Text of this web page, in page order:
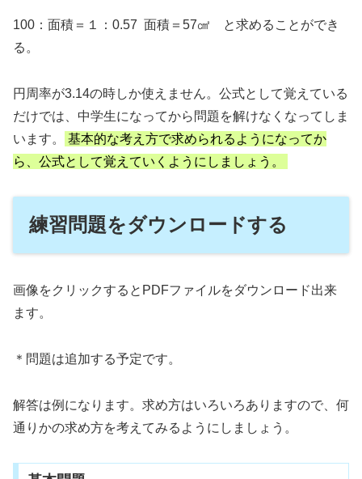
100：面積＝１：0.57 面積＝57㎠ と求めることができ
る。
円周率が3.14の時しか使えません。公式として覚えている
だけでは、中学生になってから問題を解けなくなってしま
います。
基本的な考え方で求められるようになってか
ら、公式として覚えていくようにしましょう。
練習問題をダウンロードする
画像をクリックするとPDFファイルをダウンロード出来
ます。
＊問題は追加する予定です。
解答は例になります。求め方はいろいろありますので、何
通りかの求め方を考えてみるようにしましょう。